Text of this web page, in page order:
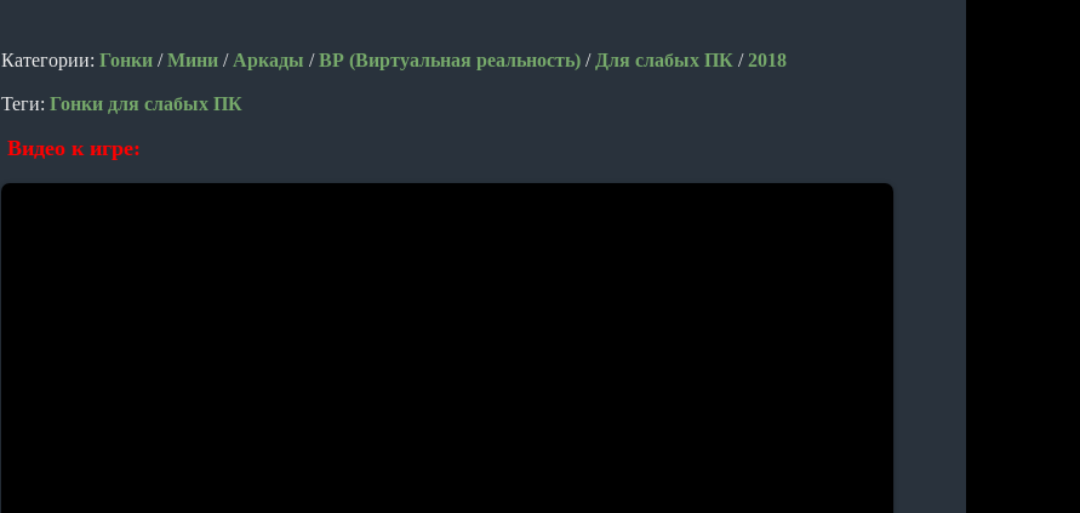
Категории: Гонки /Мини / Аркады /ВР (Виртуальная реальность) / Для слабых ПК /2018
Теги: Гонки для слабых ПК
Видео к игре: